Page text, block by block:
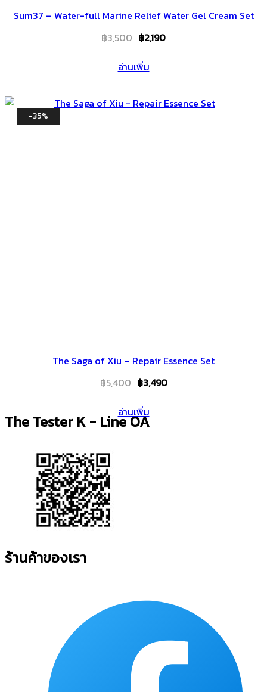
Sum37 – Water-full Marine Relief Water Gel Cream Set
฿3,500 Original
was:
฿2,190Current
อ่านเพิ่ม
-35%
The Saga of Xiu – Repair Essence Set
฿5,400 Original
was:
฿5,400.
฿3,490Current
อ่านเพิ่ม
The Tester K - Line OA
ร้านค้าของเรา